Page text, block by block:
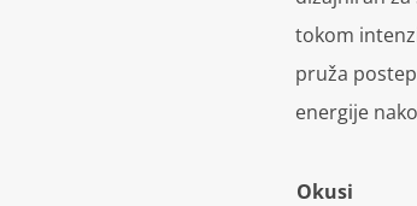
tokom
pruža
energije
Okusi